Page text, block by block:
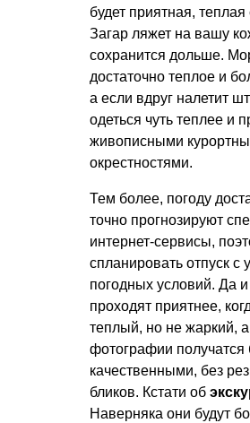
будет приятная, теплая
Загар ляжет на вашу
сохранится дольше.
достаточно теплое и
а если вдруг налетит
одеться чуть теплее и
живописными
окрестностями.
Тем более, погоду
точно прогнозируют
интернет-сервисы,
спланировать отпуск с
погодных условий. Да и
проходят приятнее,
теплый, но не жаркий, а
фотографии получатся
качественными, без
бликов. Кстати об
Наверняка они будут